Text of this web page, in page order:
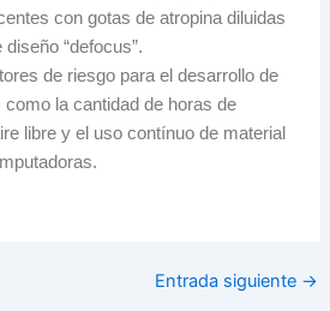
con gotas de atropina diluidas
“defocus”.
de riesgo para el desarrollo de
como la cantidad de horas de
libre y el uso contínuo de material
Entrada siguiente →